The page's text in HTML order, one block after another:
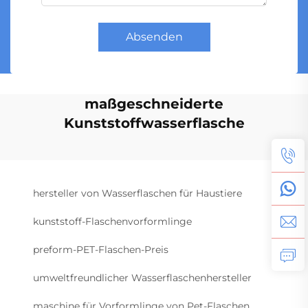
Absenden
maßgeschneiderte
Kunststoffwasserflasche
hersteller von Wasserflaschen für Haustiere
kunststoff-Flaschenvorformlinge
preform-PET-Flaschen-Preis
umweltfreundlicher Wasserflaschenhersteller